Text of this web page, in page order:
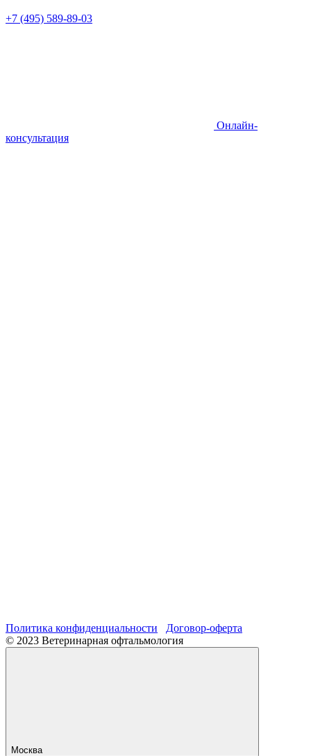
+7 (495) 589-89-03
Онлайн-
консультация
Политика конфиденциальности
Договор-оферта
© 2023 Ветеринарная офтальмология
Москва